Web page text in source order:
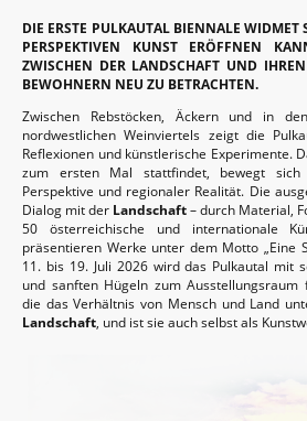
DIE ERSTE PULKAUTAL BIENNALE WIDMET
PERSPEKTIVEN KUNST ERÖFFNEN
ZWISCHEN DER LANDSCHAFT UND
BEWOHNERN NEU ZU BETRACHTEN.
Zwischen Rebstöcken, Äckern und in
nordwestlichen Weinviertels zeigt die
Reflexionen und künstlerische Experimente.
zum ersten Mal stattfindet, bewegt sich
Perspektive und regionaler Realität. Die
Dialog mit der Landschaft– durch Material,
50 österreichische und internationale
präsentieren Werke unter dem Motto „Eine
11. bis 19. Juli 2026 wird das Pulkautal mit
und sanften Hügeln zum Ausstellungsraum
die das Verhältnis von Mensch und Land
Landschaft, und ist sie auch selbst als